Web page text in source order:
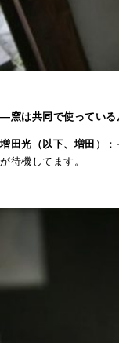
―窯は共同で使っている
増田光（以下、増田 ）
が待機してます。